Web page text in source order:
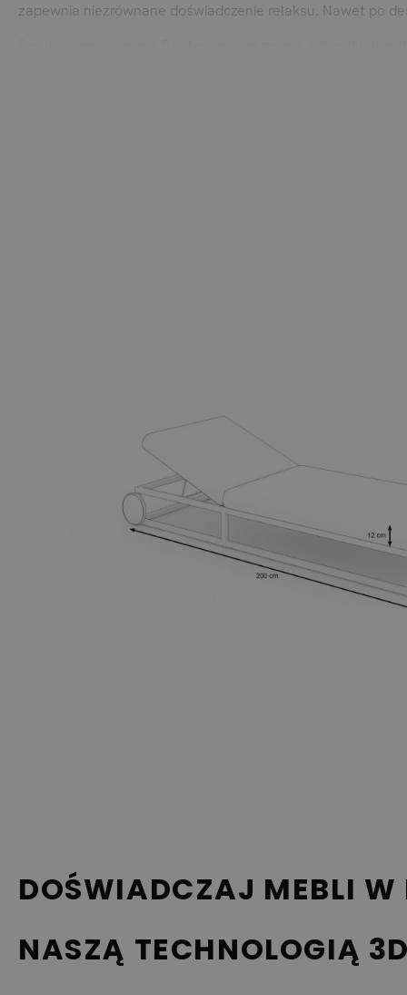
zapewnia niezrównane doświadczenie relaksu. Nawet po
Soyo to absolutny must-have dla Twojej przestrzeni
DOŚWIADCZAJ MEBLI
NASZĄ TECHNOLOGIĄ